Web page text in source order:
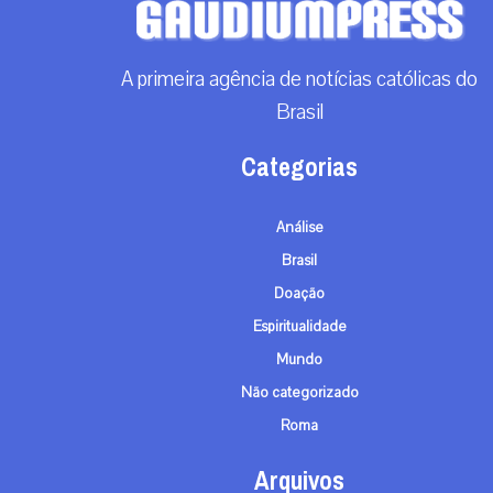
A primeira agência de notícias católicas do
Brasil
Categorias
Análise
Brasil
Doação
Espiritualidade
Mundo
Não categorizado
Roma
Arquivos